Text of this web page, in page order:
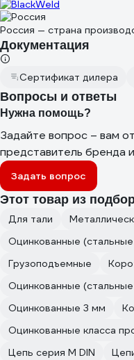
Россия — страна
Документация
Сертификат дилера
Вопросы и ответы
Нужна помощь?
Задайте вопрос – вам
представитель бренда
Задать вопрос
Этот товар из
Для тали
Оцинкованные
Грузоподъемные
Оцинкованные
Оцинкованные 3 мм
Оцинкованные класса
Цепь серия М DIN